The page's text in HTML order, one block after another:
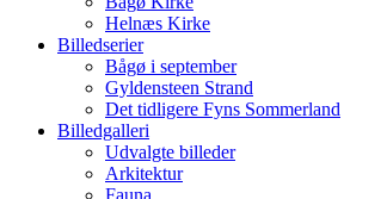
Helnæs Kirke
Billedserier
Bågø i september
Gyldensteen Strand
Det tidligere Fyns Sommerland
Billedgalleri
Udvalgte billeder
Arkitektur